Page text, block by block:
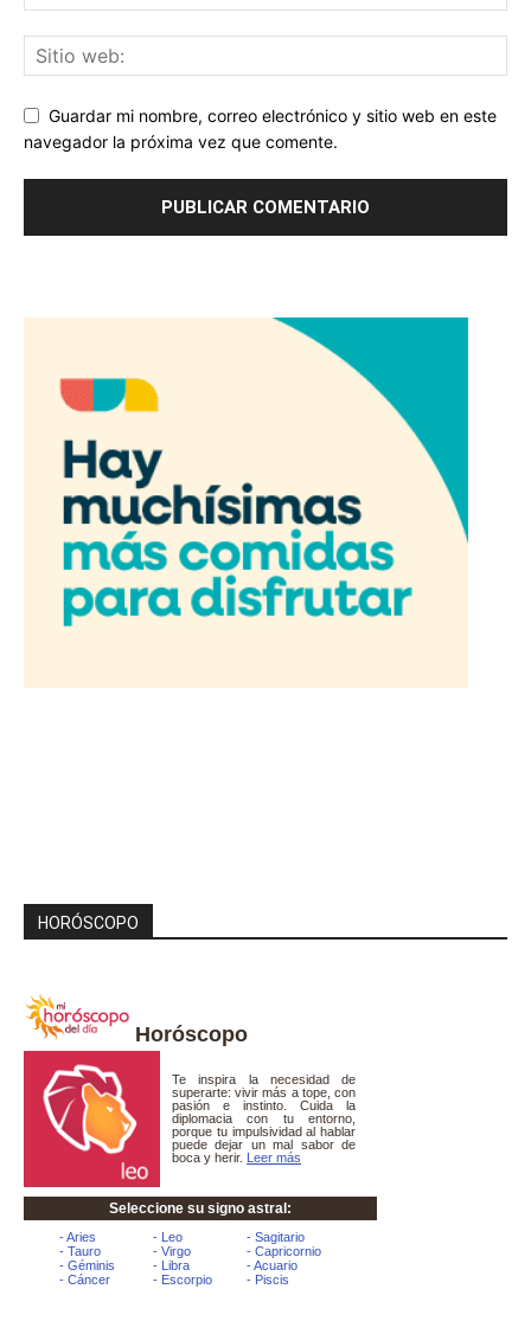
Guardar mi nombre, correo electrónico y sitio web en este
navegador la próxima vez que comente.
HORÓSCOPO
Horóscopo